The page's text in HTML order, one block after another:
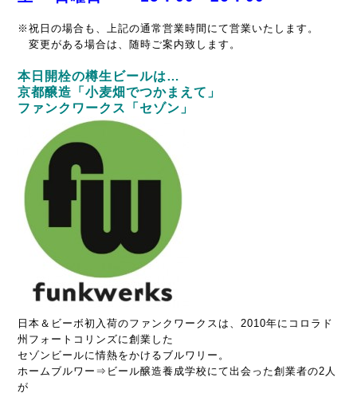
※祝日の場合も、上記の通常営業時間にて営業いたします。
変更がある場合は、随時ご案内致します。
本日開栓の樽生ビールは…
京都醸造「小麦畑でつかまえて」
ファンクワークス「セゾン」
日本＆ビーボ初入荷のファンクワークスは、2010年にコロラド
州フォートコリンズに創業した
セゾンビールに情熱をかけるブルワリー。
ホームブルワー⇒ビール醸造養成学校にて出会った創業者の2人
が